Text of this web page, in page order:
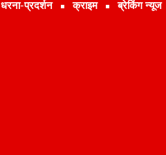
धरना-प्रदर्शन क्राइम ब्रेकिंग न्यूज